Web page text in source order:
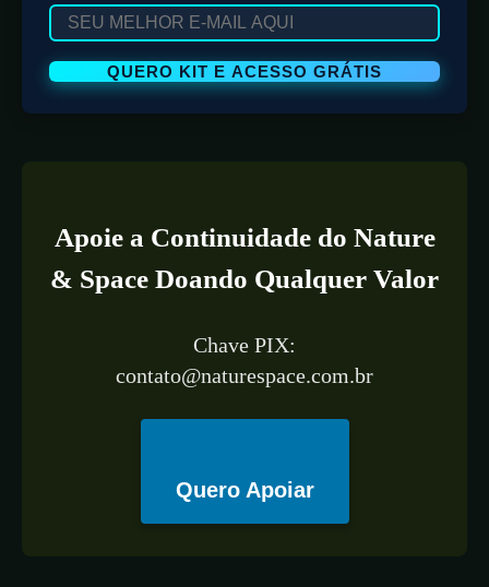
Apoie a Continuidade do Nature
& Space Doando Qualquer Valor
Chave PIX:
contato@naturespace.com.br
Quero Apoiar